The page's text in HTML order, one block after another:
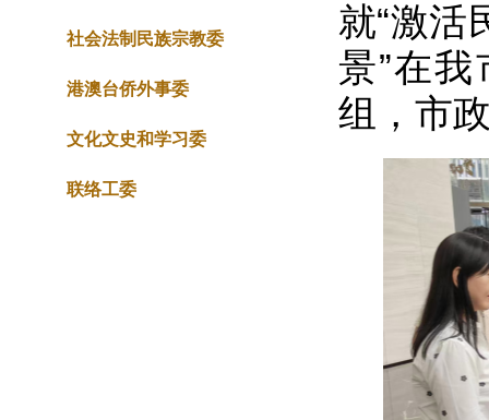
社会法制民族宗教委
港澳台侨外事委
文化文史和学习委
联络工委
就“激活
景”在
组，市